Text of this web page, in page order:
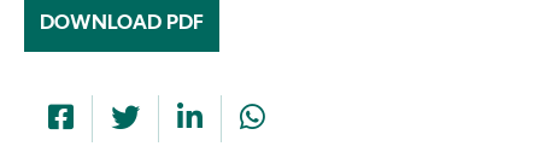
DOWNLOAD PDF